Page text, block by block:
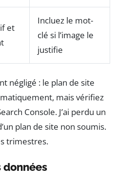
et
Incluez le mot-
clé si l’image le
justifie
négligé : le plan de site
mais vérifiez
Console. J’ai perdu un
plan de site non soumis.
trimestres.